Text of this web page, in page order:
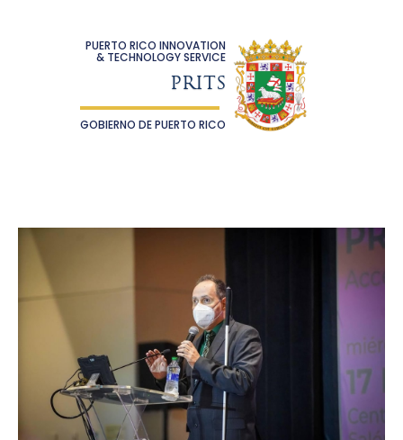
PUERTO RICO INNOVATION
& TECHNOLOGY SERVICE
PRITS
GOBIERNO DE PUERTO RICO